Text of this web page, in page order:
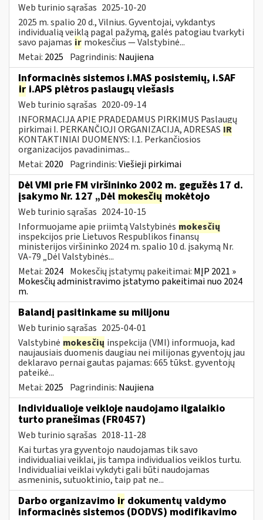
Web turinio sąrašas 2025-10-20
2025 m. spalio 20 d., Vilnius. Gyventojai, vykdantys
individualią veiklą pagal pažymą, galės patogiau tvarkyti
savo pajamas ir mokesčius — Valstybinė...
Metai: 2025 Pagrindinis: Naujiena
Informacinės sistemos i.MAS posistemių, i.SAF
ir i.APS plėtros paslaugų viešasis
Web turinio sąrašas 2020-09-14
INFORMACIJA APIE PRADEDAMUS PIRKIMUS Paslaugų
pirkimai I. PERKANČIOJI ORGANIZACIJA, ADRESAS IR
KONTAKTINIAI DUOMENYS: I.1. Perkančiosios
organizacijos pavadinimas...
Metai: 2020 Pagrindinis:Viešieji pirkimai
Dėl VMI prie FM viršininko 2002 m. gegužės 17 d.
įsakymo Nr. 127 „Dėl mokesčių mokėtojo
Web turinio sąrašas 2024-10-15
Informuojame apie priimtą Valstybinės mokesčių
inspekcijos prie Lietuvos Respublikos finansų
ministerijos viršininko 2024 m. spalio 10 d. įsakymą Nr.
VA-79 „Dėl Valstybinės...
Metai: 2024 Mokesčių įstatymų pakeitimai: MĮP 2021 »
Mokesčių administravimo įstatymo pakeitimai nuo 2024
m.
Balandį pasitinkame su milijonu
Web turinio sąrašas 2025-04-01
Valstybinė mokesčių inspekcija (VMI) informuoja, kad
naujausiais duomenis daugiau nei milijonas gyventojų jau
deklaravo pernai gautas pajamas: 665 tūkst. gyventojų
pateikė...
Metai: 2025 Pagrindinis: Naujiena
Individualioje veikloje naudojamo ilgalaikio
turto pranešimas (FR0457)
Web turinio sąrašas 2018-11-28
Kai turtas yra gyventojo naudojamas tik savo
individualiai veiklai, jis tampa individualios veiklos turtu.
Individualiai veiklai vykdyti gali būti naudojamas
asmeninis, sutuoktinio, taip pat ne...
Darbo organizavimo ir dokumentų valdymo
informacinės sistemos (DODVS) modifikavimo